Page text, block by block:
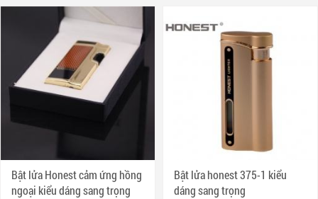
Bật lửa Honest cảm ứng hồng
ngoại kiểu dáng sang trọng
Bật lửa honest 375-1 kiểu
dáng sang trọng